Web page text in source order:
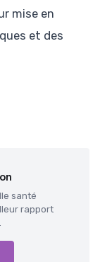
mise en
et des
santé
rapport